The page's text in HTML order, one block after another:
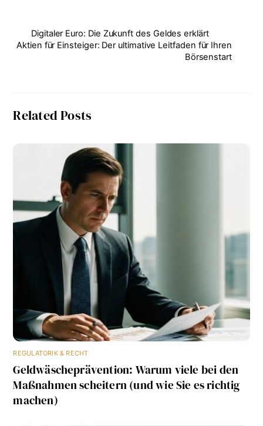
Digitaler Euro: Die Zukunft des Geldes erklärt
Aktien für Einsteiger: Der ultimative Leitfaden für Ihren
Börsenstart
Related Posts
REGULATORIK & RECHT
Geldwäscheprävention: Warum viele bei den
Maßnahmen scheitern (und wie Sie es richtig
machen)